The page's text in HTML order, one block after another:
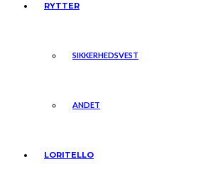
RYTTER
SIKKERHEDSVEST
ANDET
LORITELLO